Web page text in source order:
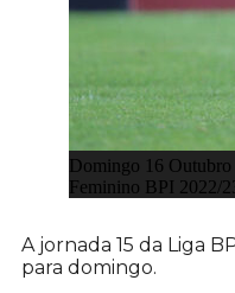
Domingo 16
Feminino BPI 2022/
A jornada 15 da Liga
para domingo.